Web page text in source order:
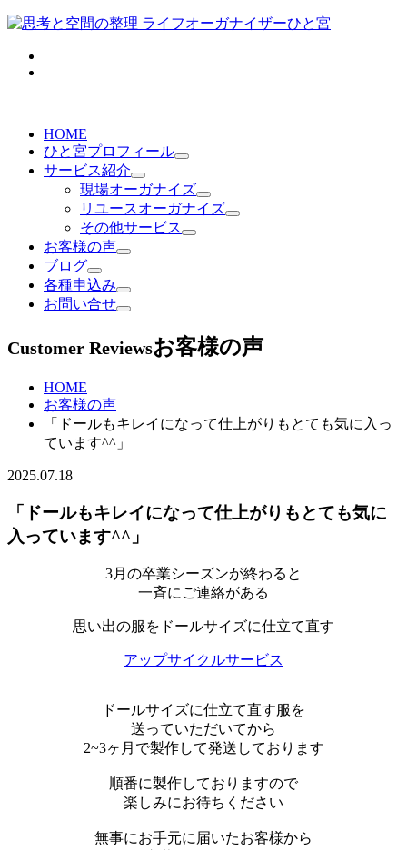
HOME
ひと宮プロフィール
サービス紹介
現場オーガナイズ
リユースオーガナイズ
その他サービス
お客様の声
ブログ
各種申込み
お問い合せ
Customer Reviewsお客様の声
HOME
お客様の声
「ドールもキレイになって仕上がりもとても気に入っ
ています^^」
2025.07.18
「ドールもキレイになって仕上がりもとても気に
入っています^^」
3月の卒業シーズンが終わると
一斉にご連絡がある
思い出の服をドールサイズに仕立て直す
アップサイクルサービス
ドールサイズに仕立て直す服を
送っていただいてから
2~3ヶ月で製作して発送しております
順番に製作しておりますので
楽しみにお待ちください
無事にお手元に届いたお客様から